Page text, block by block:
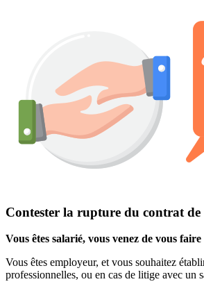
Contester la rupture du contrat
Vous êtes salarié, vous venez de vous
Vous êtes employeur, et vous souhaitez
professionnelles, ou en cas de litige avec un